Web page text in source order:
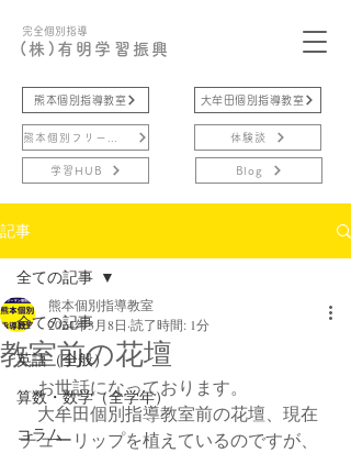
完全個別指導
(株)有明学習振興
熊本個別指導教室
学習HUB
大牟田個別指導教室
体験談
Blog
記事
全ての記事
英語（全般）
算数・数学（全学年）
コラム
全ての記事
教室前の花壇
熊本個別指導教室
2024年3月8日 読了時間: 1分
お世話になっております。
大牟田個別指導教室前の花壇、現在
チューリップを植えているのですが、